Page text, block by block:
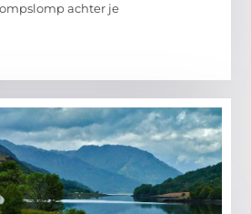
achter je